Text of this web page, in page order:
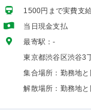
1500円まで実費支
当日現金支払
最寄駅：-
東京都渋谷区渋谷3
集合場所：勤務地と
解散場所：勤務地と